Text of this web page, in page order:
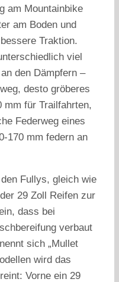
am Mountainbike
am Boden und
Traktion.
viel
den Dämpfern –
desto gröberes
mm für Trailfahrten,
Federweg eines
170 mm federn an
Fullys, gleich wie
29 Zoll Reifen zur
dass bei
verbaut
sich „Mullet
wird das
Vorne ein 29